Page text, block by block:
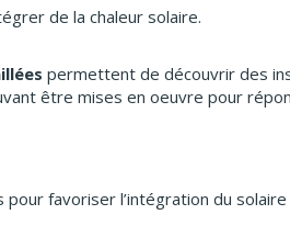
de la chaleur solaire.
permettent de découvrir des
être mises en oeuvre pour
favoriser l’intégration du